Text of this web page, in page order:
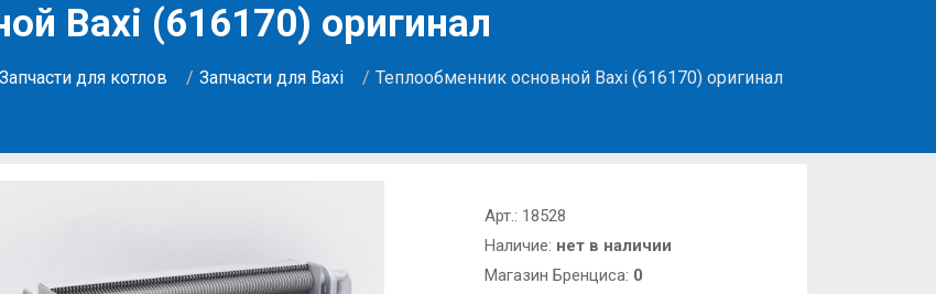
Baxi (616170) оригинал
Запчасти для котлов Запчасти для Baxi Теплообменник основной Baxi (616170) оригинал
Арт.: 18528
Наличие: нет в наличии
Магазин Бренциса: 0